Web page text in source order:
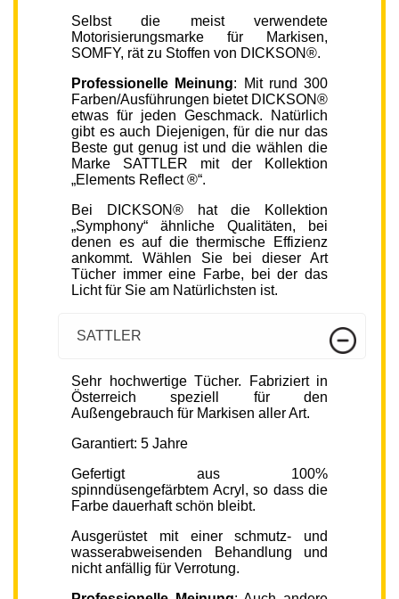
Selbst die meist verwendete
Motorisierungsmarke für Markisen,
SOMFY, rät zu Stoffen von DICKSON®.
Professionelle Meinung: Mit rund 300
Farben/Ausführungen bietet DICKSON®
etwas für jeden Geschmack. Natürlich
gibt es auch Diejenigen, für die nur das
Beste gut genug ist und die wählen die
Marke SATTLER mit der Kollektion
„Elements Reflect ®“.
Bei DICKSON® hat die Kollektion
„Symphony“ ähnliche Qualitäten, bei
denen es auf die thermische Effizienz
ankommt. Wählen Sie bei dieser Art
Tücher immer eine Farbe, bei der das
Licht für Sie am Natürlichsten ist.
SATTLER
Sehr hochwertige Tücher. Fabriziert in
Österreich speziell für den
Außengebrauch für Markisen aller Art.
Garantiert: 5 Jahre
Gefertigt aus 100%
spinndüsengefärbtem Acryl, so dass die
Farbe dauerhaft schön bleibt.
Ausgerüstet mit einer schmutz- und
wasserabweisenden Behandlung und
nicht anfällig für Verrotung.